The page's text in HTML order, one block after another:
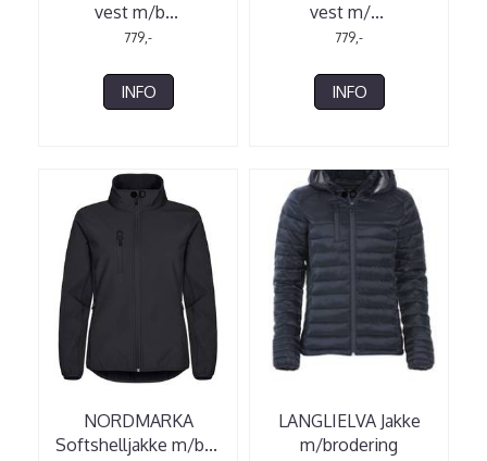
vest m/b...
779,-
INFO
vest m/...
779,-
INFO
NORDMARKA
Softshelljakke m/b...
LANGLIELVA Jakke
m/brodering